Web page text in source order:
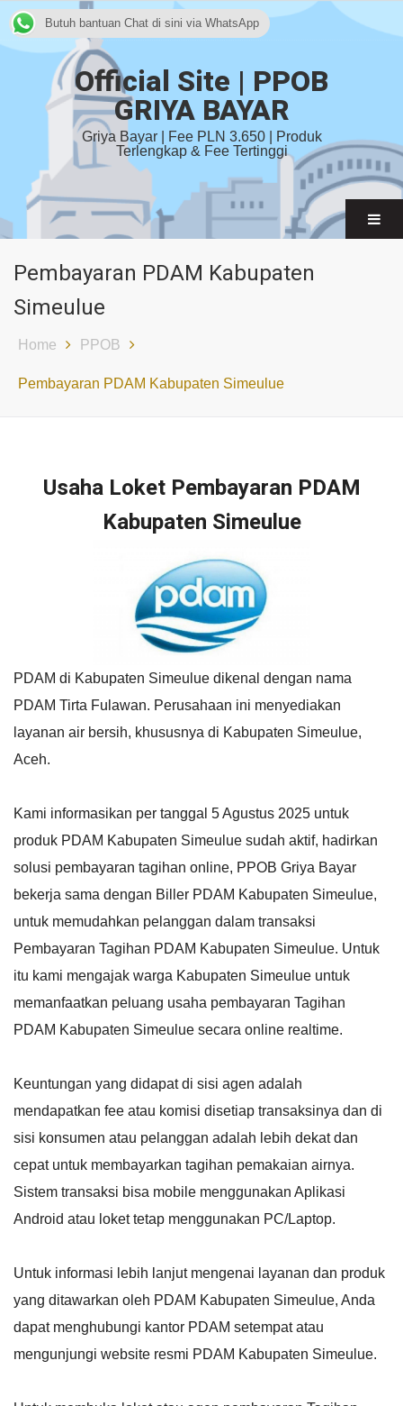
Official Site | PPOB
GRIYA BAYAR
Griya Bayar | Fee PLN 3.650 | Produk
Terlengkap & Fee Tertinggi
Pembayaran PDAM Kabupaten
Simeulue
Home PPOB
Pembayaran PDAM Kabupaten Simeulue
Usaha Loket Pembayaran PDAM
Kabupaten Simeulue
PDAM di Kabupaten Simeulue dikenal dengan nama
PDAM Tirta Fulawan. Perusahaan ini menyediakan
layanan air bersih, khususnya di Kabupaten Simeulue,
Aceh.
Kami informasikan per tanggal 5 Agustus 2025 untuk
produk PDAM Kabupaten Simeulue sudah aktif, hadirkan
solusi pembayaran tagihan online, PPOB Griya Bayar
bekerja sama dengan Biller PDAM Kabupaten Simeulue,
untuk memudahkan pelanggan dalam transaksi
Pembayaran Tagihan PDAM Kabupaten Simeulue. Untuk
itu kami mengajak warga Kabupaten Simeulue untuk
memanfaatkan peluang usaha pembayaran Tagihan
PDAM Kabupaten Simeulue secara online realtime.
Keuntungan yang didapat di sisi agen adalah
mendapatkan fee atau komisi disetiap transaksinya dan di
sisi konsumen atau pelanggan adalah lebih dekat dan
cepat untuk membayarkan tagihan pemakaian airnya.
Sistem transaksi bisa mobile menggunakan Aplikasi
Android atau loket tetap menggunakan PC/Laptop.
Untuk informasi lebih lanjut mengenai layanan dan produk
yang ditawarkan oleh PDAM Kabupaten Simeulue, Anda
dapat menghubungi kantor PDAM setempat atau
mengunjungi website resmi PDAM Kabupaten Simeulue.
Butuh bantuan Chat di sini via WhatsApp